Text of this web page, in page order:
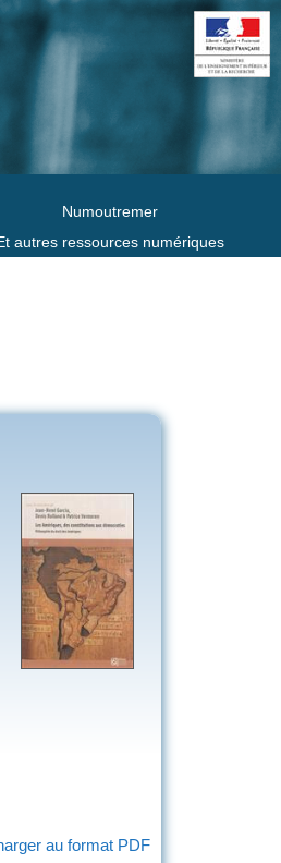
Numoutremer
autres ressources numériques
au format PDF